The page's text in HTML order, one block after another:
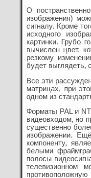
О
изображения)
сигналу. Кроме
исходного
картинки. Грубо
вычислен цвет,
резкому
будет выглядеть,
Все эти
матрицах, при
одном из
Форматы PAL и
видеовходом, но
существенно
изображении.
компоненту,
белыми
полосы
телевизионном
противоположную